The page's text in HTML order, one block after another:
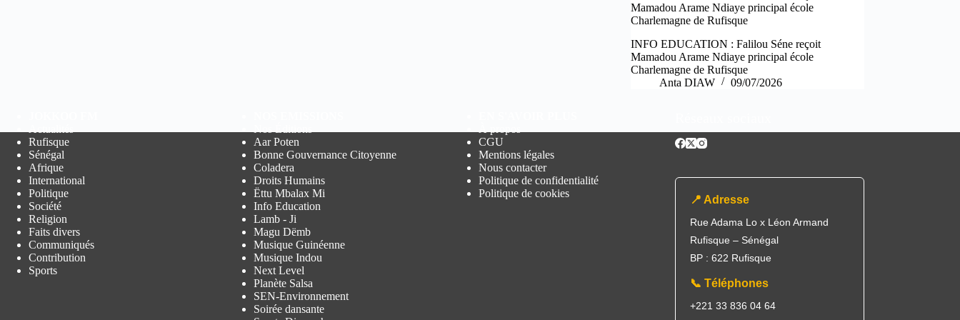
Mamadou Arame Ndiaye principal école
Charlemagne de Rufisque
INFO EDUCATION : Falilou Séne reçoit
Mamadou Arame Ndiaye principal école
Charlemagne de Rufisque
Anta DIAW
09/07/2026
Rufisque
Sénégal
Afrique
International
Politique
Société
Religion
Faits divers
Communiqués
Contribution
Sports
Aar Poten
Bonne Gouvernance Citoyenne
Coladera
Droits Humains
Ëttu Mbalax Mi
Info Education
Lamb - Ji
Magu Dëmb
Musique Guinéenne
Musique Indou
Next Level
Planète Salsa
SEN-Environnement
Soirée dansante
CGU
Mentions légales
Nous contacter
Politique de confidentialité
Politique de cookies
📍 Adresse
Rue Adama Lo x Léon Armand
Rufisque – Sénégal
BP : 622 Rufisque
📞 Téléphones
+221 33 836 04 64